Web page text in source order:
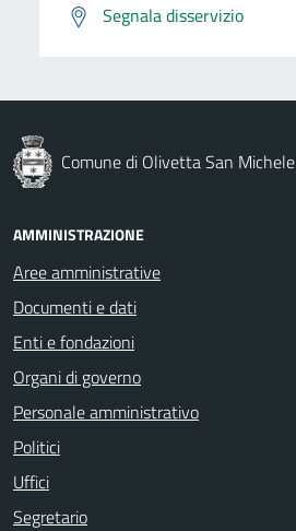
Segnala disservizio
Comune di Olivetta San Michele
AMMINISTRAZIONE
Aree amministrative
Documenti e dati
Enti e fondazioni
Organi di governo
Personale amministrativo
Politici
Uffici
Segretario